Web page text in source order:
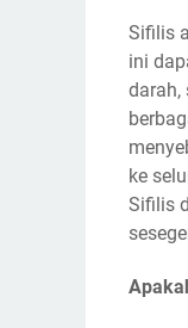
Sifilis
ini
darah,
ke
Sifilis